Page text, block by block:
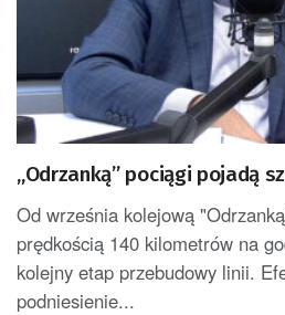
„Odrzanką” pociągi pojadą
Od września kolejową
prędkością 140 kilometrów na
kolejny etap przebudowy linii.
podniesienie...